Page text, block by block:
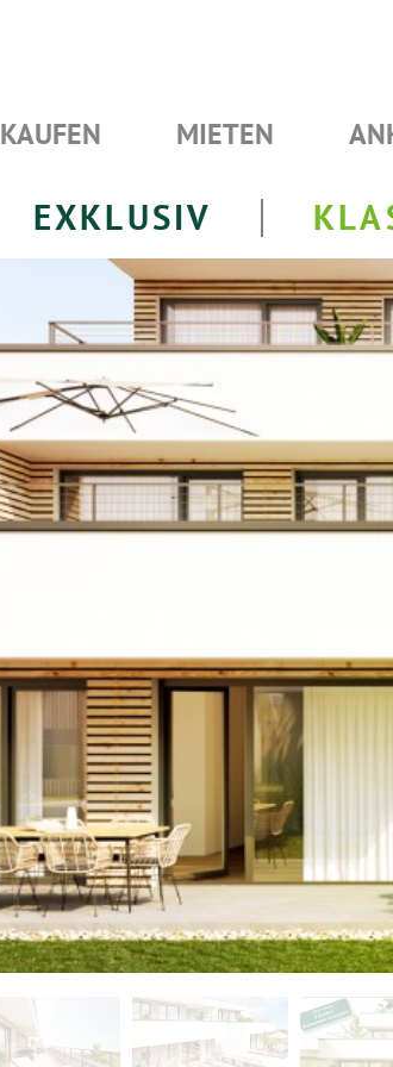
KAUFEN MIETEN
EXKLUSIV